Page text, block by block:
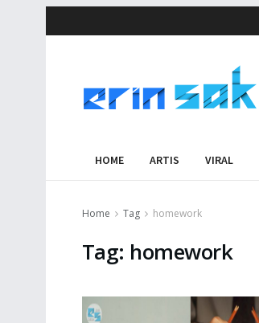
HOME ARTIS VIRAL
Home Tag homework
Tag: homework